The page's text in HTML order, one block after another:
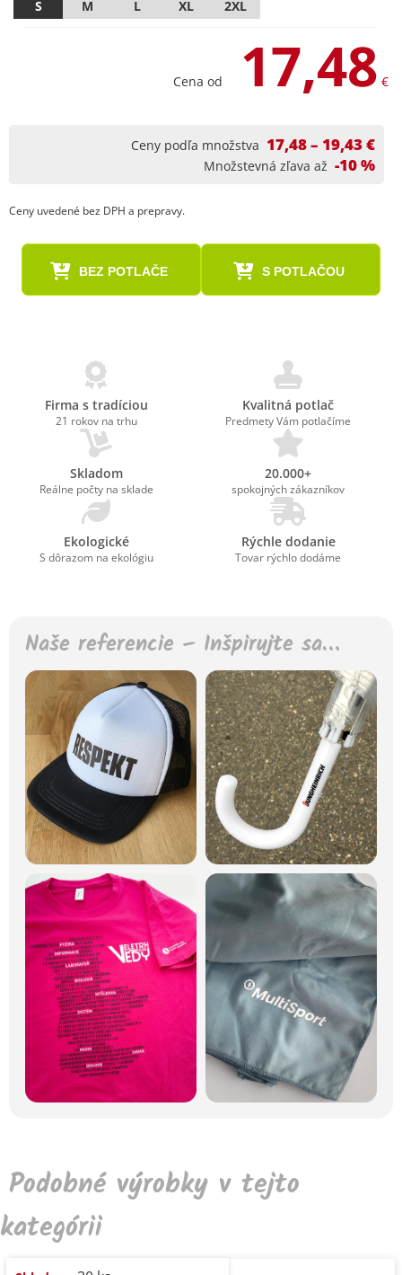
S M L XL 2XL
Cena od 17,48 €
Ceny podľa množstva 17,48 – 19,43 €
Množstevná zľava až -10 %
Ceny uvedené bez DPH a prepravy.
BEZ POTLAČE S POTLAČOU
Firma s tradíciou
21 rokov na trhu
Kvalitná potlač
Predmety Vám potlačíme
Skladom
Reálne počty na sklade
20.000+
spokojných zákazníkov
Ekologické
S dôrazom na ekológiu
Rýchle dodanie
Tovar rýchlo dodáme
Naše referencie – Inšpirujte sa…
Podobné výrobky v tejto
kategórii